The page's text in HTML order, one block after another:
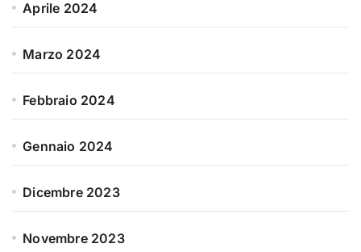
Aprile 2024
Marzo 2024
Febbraio 2024
Gennaio 2024
Dicembre 2023
Novembre 2023